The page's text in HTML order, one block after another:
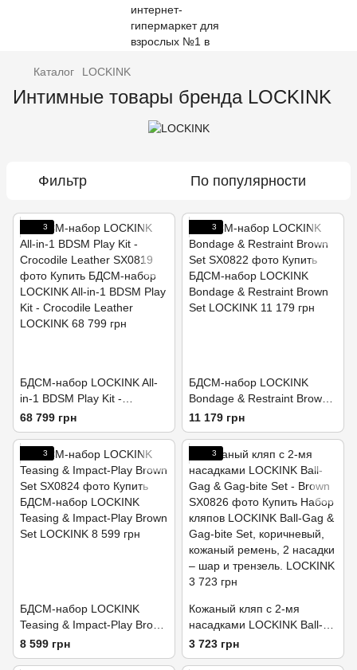
Каталог LOCKINK
Интимные товары бренда LOCKINK
Фильтр По популярности
3
БДСМ-набор LOCKINK All-
in-1 BDSM Play Kit -
Crocodile Leather
68 799 грн
3
БДСМ-набор LOCKINK
Bondage & Restraint Brown
Set
11 179 грн
3
БДСМ-набор LOCKINK
Teasing & Impact-Play Brown
Set
8 599 грн
3
Кожаный кляп с 2-мя
насадками LOCKINK Ball-
Gag & Gag-bite Set - Brown
3 723 грн